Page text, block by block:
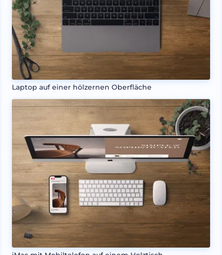
Laptop auf einer hölzernen Oberfläche